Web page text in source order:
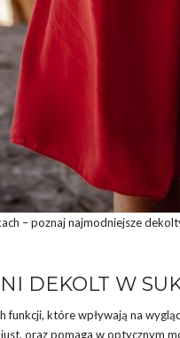
– poznaj najmodniejsze
DEKOLT W
funkcji, które wpływają na
oraz pomaga w optycznym